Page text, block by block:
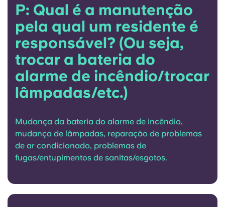
P: Qual é a manutenção
pela qual um residente é
responsável? (Ou seja,
trocar a bateria do
alarme de incêndio/trocar
lâmpadas/etc.)
Mudança da bateria do alarme de incêndio,
mudança de lâmpadas, reparação de problemas
de ar condicionado, problemas de
fugas/entupimentos de sanitas/esgotos.